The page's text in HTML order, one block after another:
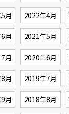
月 2022年4月
月 2021年5月
月 2020年6月
月 2019年7月
月 2018年8月